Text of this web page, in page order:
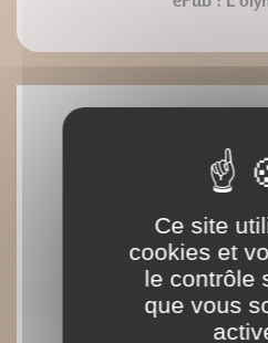
Ce site
cookies et
le contrôle
que vous